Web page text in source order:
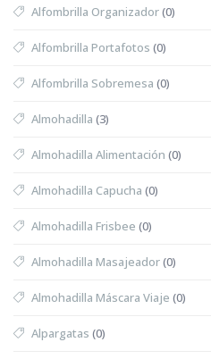
Alfombrilla Organizador(0)
Alfombrilla Portafotos (0)
Alfombrilla Sobremesa (0)
Almohadilla (3)
Almohadilla Alimentación (0)
Almohadilla Capucha (0)
Almohadilla Frisbee (0)
Almohadilla Masajeador(0)
Almohadilla Máscara Viaje (0)
Alpargatas (0)